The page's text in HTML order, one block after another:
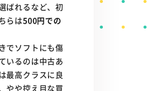
ばれるなど、初
らは500円での
でソフトにも傷
いるのは中古あ
最高クラスに良
やや控え目な買